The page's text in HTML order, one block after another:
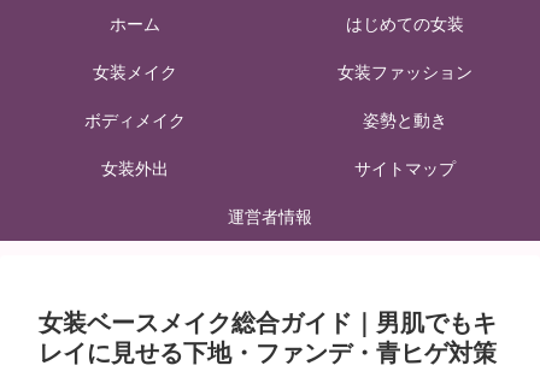
ホーム はじめての女装
女装メイク 女装ファッション
ボディメイク 姿勢と動き
女装外出 サイトマップ
運営者情報
女装ベースメイク総合ガイド｜男肌でもキ
レイに見せる下地・ファンデ・青ヒゲ対策